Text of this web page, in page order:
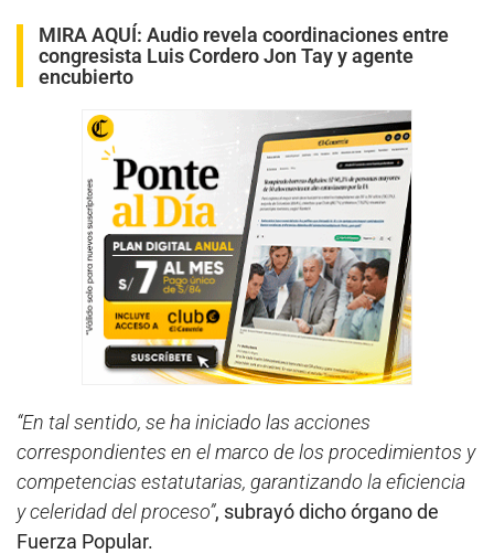
MIRA AQUÍ: Audio revela coordinaciones entre
congresista Luis Cordero Jon Tay y agente
encubierto
“En tal sentido, se ha iniciado las acciones
correspondientes en el marco de los procedimientos y
competencias estatutarias, garantizando la eficiencia
y celeridad del proceso”, subrayó dicho órgano de
Fuerza Popular.